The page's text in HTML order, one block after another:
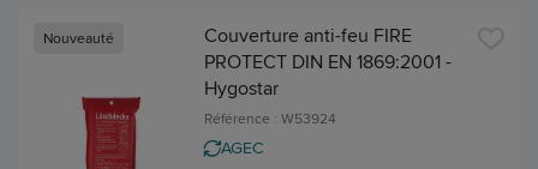
Nouveauté
Couverture anti-feu FIRE
PROTECT DIN EN 1869:2001 -
Hygostar
Référence : W53924
AGEC